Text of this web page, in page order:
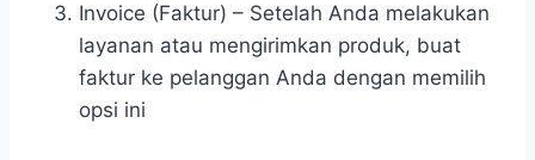
Invoice (Faktur) – Setelah Anda melakukan
layanan atau mengirimkan produk, buat
faktur ke pelanggan Anda dengan memilih
opsi ini